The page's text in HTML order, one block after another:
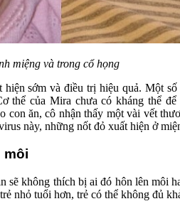
miệng và trong cổ họng
sớm và điều trị hiệu quả. Một
thể của Mira chưa có kháng thể
con ăn, cô nhận thấy một vài vết
này, những nốt đỏ xuất hiện ở
môi
sẽ không thích bị ai đó hôn lên môi
nhỏ tuổi hơn, trẻ có thể không đủ